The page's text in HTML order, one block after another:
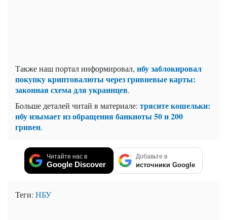
Также наш портал информировал, нбу заблокировал
покупку криптовалюты через гривневые карты:
законная схема для украинцев.
Больше деталей читай в материале: трясите кошельки:
нбу изымает из обращения банкноты 50 и 200
гривен.
Читайте нас в
Google Discover
Добавьте в
источники Google
Теги: НБУ